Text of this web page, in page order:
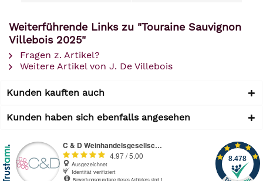
Weiterführende Links zu "Touraine Sauvignon
Villebois 2025"
Fragen z. Artikel?
Weitere Artikel von J. De Villebois
Kunden kauften auch
Kunden haben sich ebenfalls angesehen